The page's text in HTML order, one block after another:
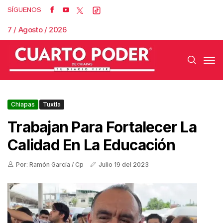
SÍGUENOS
7 / Agosto / 2026
Chiapas Tuxtla
Trabajan Para Fortalecer La
Calidad En La Educación
Por: Ramón García / Cp Julio 19 del 2023